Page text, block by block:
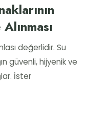
değerlidir. Su
güvenli, hijyenik ve
İster